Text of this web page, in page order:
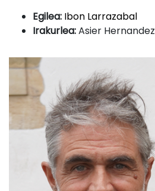
Egilea: Ibon Larrazabal
Irakurlea:Asier Hernandez